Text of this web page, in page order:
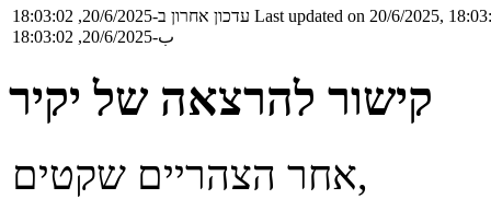
עדכון אחרון ב-20/6/2025, 18:03:02 Last updated on 20/6/2025,
ب-20/6/2025, 18:03:02
קישור להרצאה של יקיר
אחר הצהריים שקטים,